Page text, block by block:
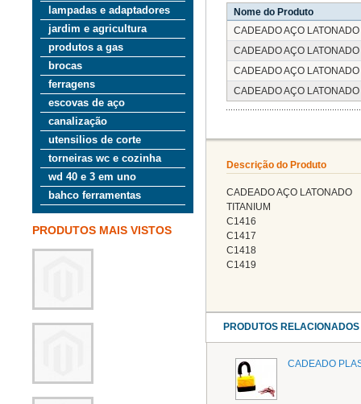
lampadas e adaptadores
jardim e agricultura
produtos a gas
brocas
ferragens
escovas de aço
canalização
utensilios de corte
torneiras wc e cozinha
wd 40 e 3 em uno
bahco ferramentas
PRODUTOS MAIS VISTOS
Nome do Produto
CADEADO AÇO
CADEADO AÇO
CADEADO AÇO
CADEADO AÇO
Descrição do Produto
CADEADO AÇO LATONADO
TITANIUM
C1416
C1417
C1418
C1419
PRODUTOS RELACIONADOS
CADEADO